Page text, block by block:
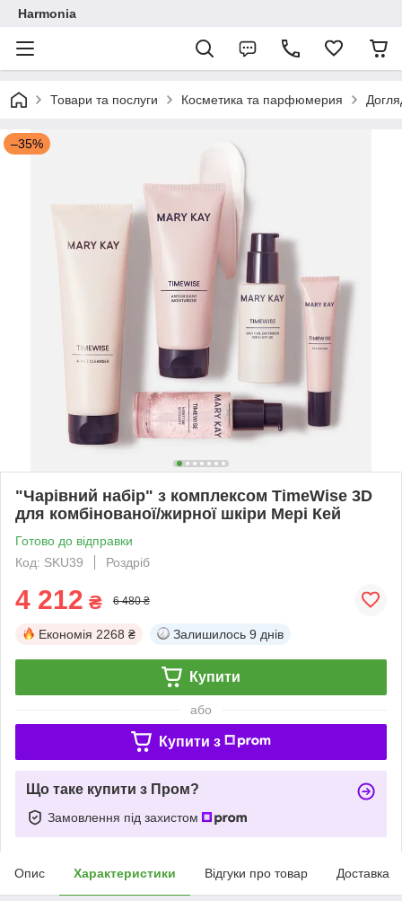
Harmonia
Товари та послуги Косметика та парфюмерия
–35%
"Чарівний набір" з комплексом TimeWise 3D
для комбінованої/жирної шкіри Мері Кей
Готово до відправки
Код: SKU39
Роздріб
4 212 ₴ 6 480 ₴
Економія 2268 ₴ Залишилось 9 днів
Купити
або
Купити з
Що таке купити з Пром?
Замовлення під захистом
Опис Характеристики Відгуки про товар Доставка